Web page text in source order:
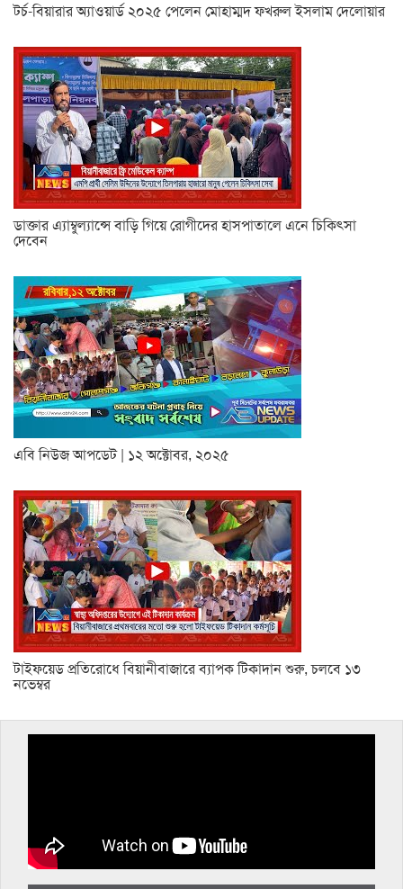
টর্চ-বিয়ারার অ্যাওয়ার্ড ২০২৫ পেলেন মোহাম্মদ ফখরুল ইসলাম দেলোয়ার
ডাক্তার এ্যাম্বুল্যান্সে বাড়ি গিয়ে রোগীদের হাসপাতালে এনে চিকিৎসা
দেবেন
এবি নিউজ আপডেট | ১২ অক্টোবর, ২০২৫
টাইফয়েড প্রতিরোধে বিয়ানীবাজারে ব্যাপক টিকাদান শুরু, চলবে ১৩
নভেম্বর